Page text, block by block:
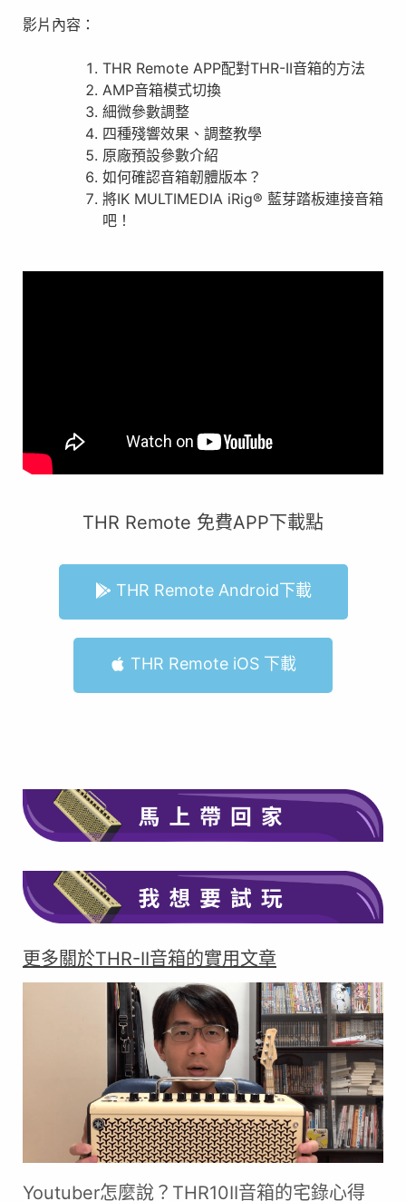
影片內容：
THR Remote APP配對THR-II音箱的方法
AMP音箱模式切換
細微參數調整
四種殘響效果、調整教學
原廠預設參數介紹
如何確認音箱韌體版本？
將IK MULTIMEDIA iRig®️ 藍芽踏板連接音箱
吧！
THR Remote 免費APP下載點
THR Remote Android下載
THR Remote iOS 下載
在此點擊
在此點擊
更多關於THR-II音箱的實用文章
Youtuber怎麼說？THR10II音箱的宅錄心得